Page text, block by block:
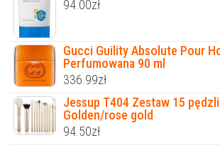
94.00zł
Gucci Guility Absolute Pour
Perfumowana 90 ml
336.99zł
Jessup T404 Zestaw 15
Golden/rose gold
94.50zł